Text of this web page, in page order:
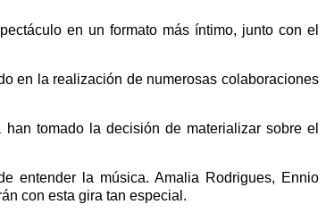
en un formato más íntimo, junto con el
en la realización de numerosas colaboraciones
tomado la decisión de materializar sobre el
entender la música. Amalia Rodrigues, Ennio
con esta gira tan especial.